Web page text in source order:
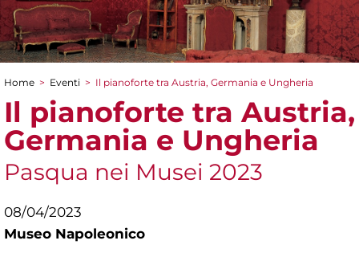
Tu sei qui
Home > Eventi > Il pianoforte tra Austria, Germania e Ungheria
Il pianoforte tra Austria,
Germania e Ungheria
Pasqua nei Musei 2023
08/04/2023
Museo Napoleonico